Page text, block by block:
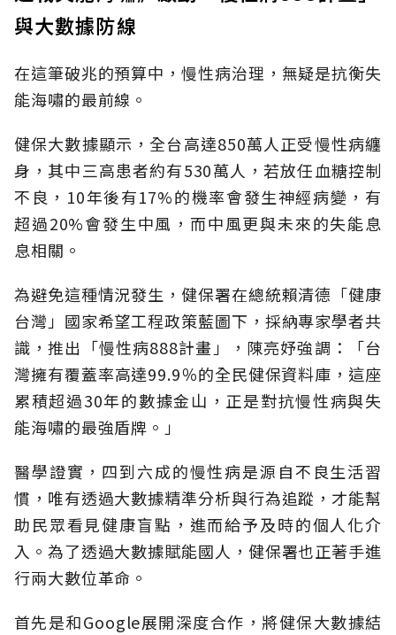
與大數據防線
在這筆破兆的預算中，慢性病治理，無疑是抗衡失
能海嘯的最前線。
健保大數據顯示，全台高達850萬人正受慢性病纏
身，其中三高患者約有530萬人，若放任血糖控制
不良，10年後有17%的機率會發生神經病變，有
超過20%會發生中風，而中風更與未來的失能息
息相關。
為避免這種情況發生，健保署在總統賴清德「健康
台灣」國家希望工程政策藍圖下，採納專家學者共
識，推出「慢性病888計畫」，陳亮妤強調：「台
灣擁有覆蓋率高達99.9％的全民健保資料庫，這座
累積超過30年的數據金山，正是對抗慢性病與失
能海嘯的最強盾牌。」
醫學證實，四到六成的慢性病是源自不良生活習
慣，唯有透過大數據精準分析與行為追蹤，才能幫
助民眾看見健康盲點，進而給予及時的個人化介
入。為了透過大數據賦能國人，健保署也正著手進
行兩大數位革命。
首先是和Google展開深度合作，將健保大數據結